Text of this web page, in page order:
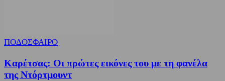
ΠΟΔΟΣΦΑΙΡΟ
Καρέτσας: Οι πρώτες εικόνες του με τη φανέλα
της Ντόρτμουντ